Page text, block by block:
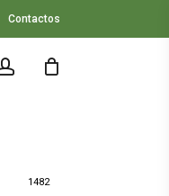
Contactos
account
1482